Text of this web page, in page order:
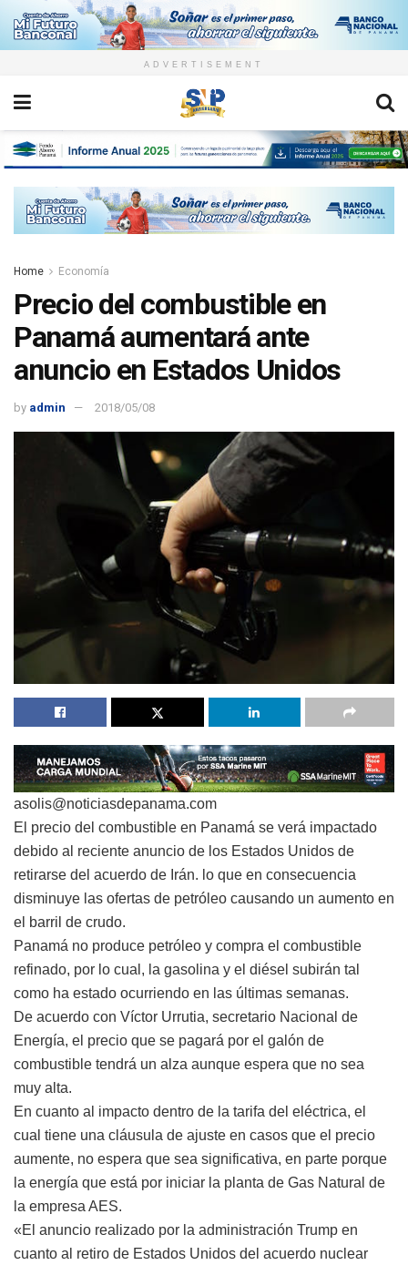
ADVERTISEMENT
Home Economía
Precio del combustible en
Panamá aumentará ante
anuncio en Estados Unidos
by admin 2018/05/08
asolis@noticiasdepanama.com
El precio del combustible en Panamá se verá impactado
debido al reciente anuncio de los Estados Unidos de
retirarse del acuerdo de Irán. lo que en consecuencia
disminuye las ofertas de petróleo causando un aumento en
el barril de crudo.
Panamá no produce petróleo y compra el combustible
refinado, por lo cual, la gasolina y el diésel subirán tal
como ha estado ocurriendo en las últimas semanas.
De acuerdo con Víctor Urrutia, secretario Nacional de
Energía, el precio que se pagará por el galón de
combustible tendrá un alza aunque espera que no sea
muy alta.
En cuanto al impacto dentro de la tarifa del eléctrica, el
cual tiene una cláusula de ajuste en casos que el precio
aumente, no espera que sea significativa, en parte porque
la energía que está por iniciar la planta de Gas Natural de
la empresa AES.
«El anuncio realizado por la administración Trump en
cuanto al retiro de Estados Unidos del acuerdo nuclear